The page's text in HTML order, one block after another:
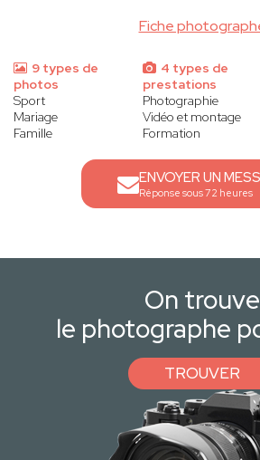
Fiche
9 types de
photos
Sport
Mariage
Famille
4 types de
prestations
Photographie
Vidéo et montage
Formation
ENVOYER UN
Réponse sous 72 heures
On trouve
le photographe
TROUVER